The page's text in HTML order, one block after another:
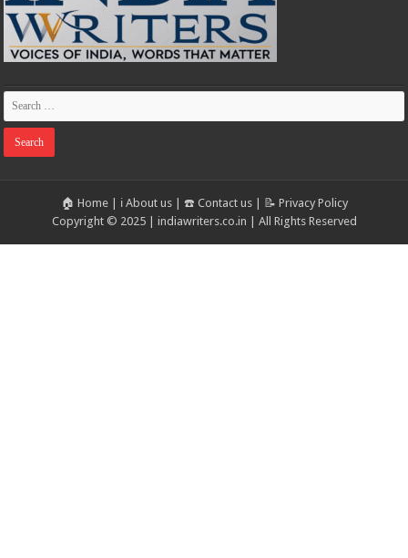
🏠 Home| ℹ️ About us| ☎️ Contact us| 📝 Privacy Policy
Copyright © 2025 | indiawriters.co.in | All Rights Reserved